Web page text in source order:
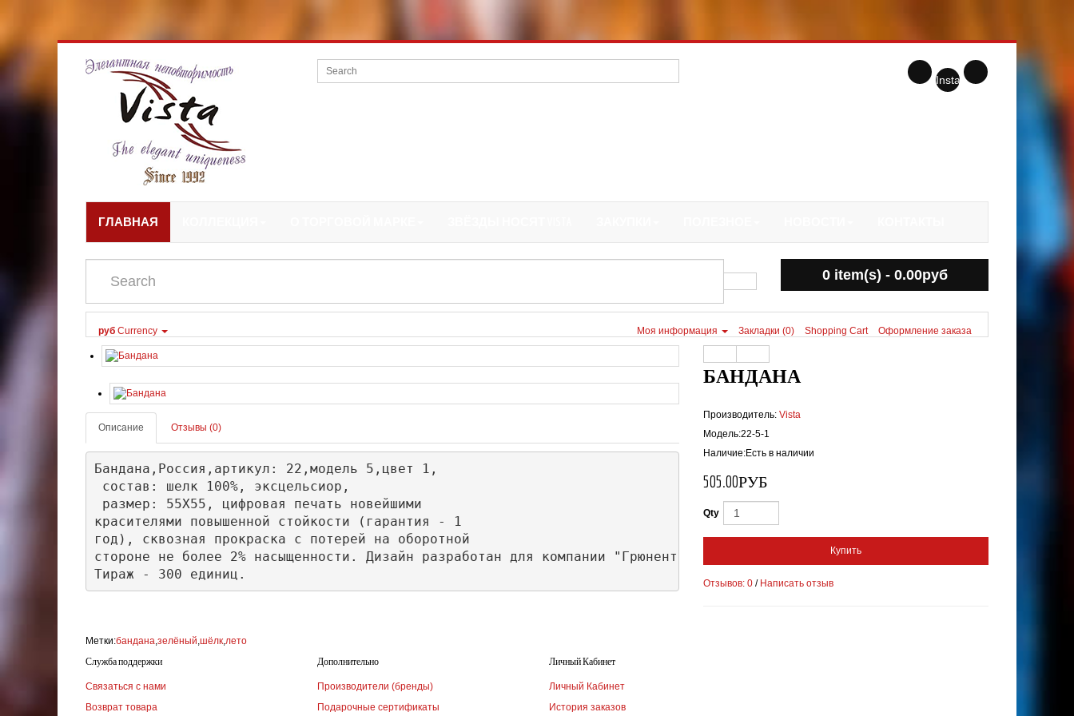
Instagram
ГЛАВНАЯ
0 item(s) - 0.00руб
руб Currency Моя информация Закладки (0) Shopping Cart Оформление заказа
Описание Отзывы (0)
Бандана,Россия,артикул: 22,модель 5,цвет 1,
состав: шелк 100%, эксцельсиор,
размер: 55Х55, цифровая печать новейшими
красителями повышенной стойкости (гарантия - 1
год), сквозная прокраска с потерей на оборотной
стороне не более 2% насыщенности. Дизайн разработан для компании "Грюненталь".
Тираж - 300 единиц.
БАНДАНА
Производитель:Vista
Модель:22-5-1
Наличие:Есть в наличии
505.00РУБ
Qty
Купить
Отзывов: 0 / Написать отзыв
Метки:бандана,зелёный,шёлк,лето
Служба поддержки
Связаться с нами
Возврат товара
Дополнительно
Производители (бренды)
Подарочные сертификаты
Личный Кабинет
Личный Кабинет
История заказов